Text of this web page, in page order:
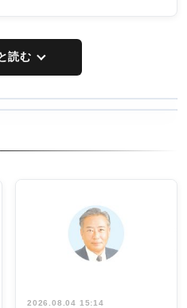
読む
2026.08.04 15:14